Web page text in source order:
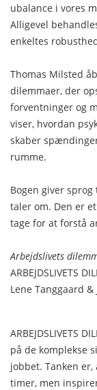
ubalance i vores
Alligevel
enkeltes
Thomas Milsted
dilemmaer, der
forventninger og
viser, hvordan
skaber
rumme.
Bogen giver
taler om. Den er
tage for at forstå
Arbejdslivets
ARBEJDSLIVETS
Lene Tanggaard &
ARBEJDSLIVETS
på de komplekse
jobbet. Tanken
timer, men